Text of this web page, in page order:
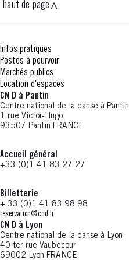
haut de page
Infos pratiques
Postes à pourvoir
Marchés publics
Location d'espaces
CN D à Pantin
Centre national de la danse à Pantin
1 rue Victor-Hugo
93507 Pantin FRANCE
Accueil général
+33 (0)1 41 83 27 27
Billetterie
+ 33 (0)1 41 83 98 98
reservation@cnd.fr
CN D à Lyon
Centre national de la danse à Lyon
40 ter rue Vaubecour
69002 Lyon FRANCE